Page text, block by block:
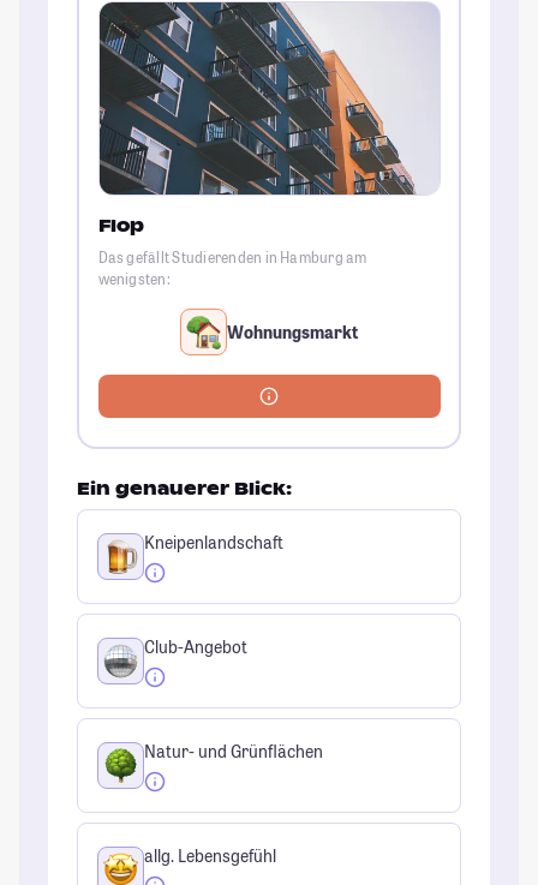
Flop
Das gefällt Studierenden in Hamburg am
wenigsten:
Wohnungsmarkt
Ein genauerer Blick:
Kneipenlandschaft
Club-Angebot
Natur- und Grünflächen
allg. Lebensgefühl